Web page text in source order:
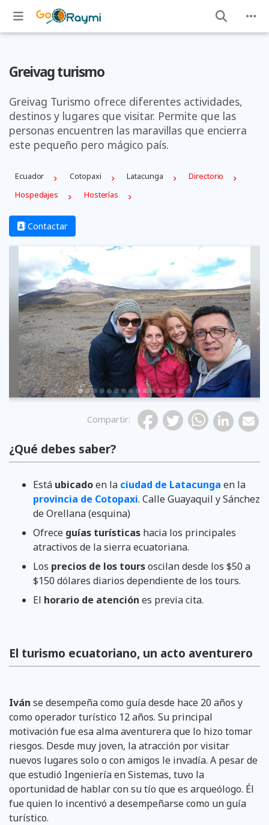
Greivag turismo
Greivag Turismo ofrece diferentes actividades,
destinos y lugares que visitar. Permite que las
personas encuentren las maravillas que encierra
este pequeño pero mágico país.
Ecuador Cotopaxi Latacunga
Directorio
Hospedajes
Hosterías
Contactar
Previous
Compartir:
¿Qué debes saber?
Está ubicadoen la ciudad de Latacunga en la
provincia de Cotopaxi. Calle Guayaquil y Sánchez
de Orellana (esquina)
Ofrece guías turísticas hacia los principales
atractivos de la sierra ecuatoriana.
Los precios de los toursoscilan desde los $50 a
$150 dólares diarios dependiente de los tours.
El horario de atención es previa cita.
El turismo ecuatoriano, un acto aventurero
Iván se desempeña como guía desde hace 20 años y
como operador turístico 12 años. Su principal
motivación fue esa alma aventurera que lo hizo tomar
riesgos. Desde muy joven, la atracción por visitar
nuevos lugares solo o con amigos le invadía. A pesar de
que estudió Ingeniería en Sistemas, tuvo la
oportunidad de hablar con su tío que es arqueólogo. Él
fue quien lo incentivó a desempeñarse como un guía
turístico.